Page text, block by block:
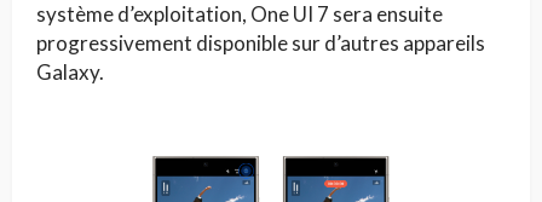
système d’exploitation, One UI 7 sera ensuite
progressivement disponible sur d’autres appareils
Galaxy.